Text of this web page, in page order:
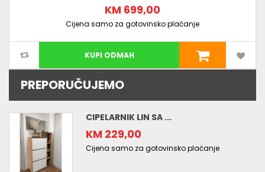
KM 699,00
Cijena samo za gotovinsko plaćanje
KUPI ODMAH
PREPORUČUJEMO
CIPELARNIK LIN SA ...
KM 229,00
Cijena samo za gotovinsko plaćanje